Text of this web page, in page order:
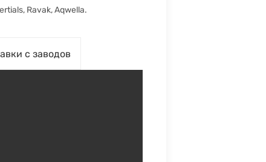
Ravak, Aqwella.
с заводов